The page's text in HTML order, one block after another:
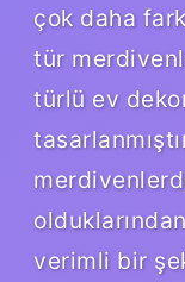
çok daha
tür
türlü ev
verimli bir